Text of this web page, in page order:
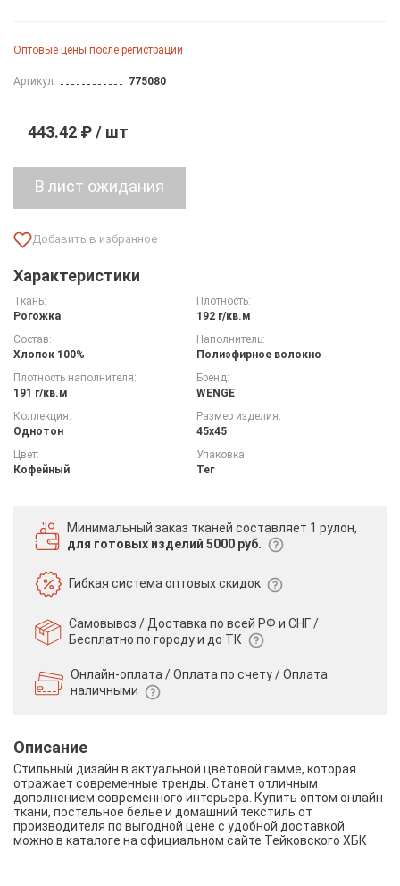
Оптовые цены после регистрации
Артикул: 775080
443.42 ₽ / шт
Характеристики
Ткань:
Рогожка
Плотность:
192 г/кв.м
Состав:
Хлопок 100%
Наполнитель:
Полиэфирное волокно
Плотность наполнителя:
191 г/кв.м
Бренд:
WENGE
Коллекция:
Однотон
Размер изделия:
45х45
Цвет:
Кофейный
Упаковка:
Тег
Минимальный заказ тканей составляет 1 рулон,
для готовых изделий 5000 руб.
Гибкая системаоптовых скидок
Самовывоз / Доставка по всей РФ и СНГ /
Бесплатно по городу и до ТК
Онлайн-оплата / Оплата по счету /Оплата
наличными
Описание
Стильный дизайн в актуальной цветовой гамме, которая
отражает современные тренды. Станет отличным
дополнением современного интерьера. Купить оптом онлайн
ткани, постельное белье и домашний текстиль от
производителя по выгодной цене с удобной доставкой
можно в каталоге на официальном сайте Тейковского ХБК